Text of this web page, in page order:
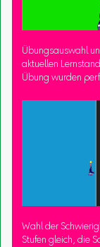
Übungsauswahl
aktuellen
Übung wurden
Wahl der
Stufen gleich, die